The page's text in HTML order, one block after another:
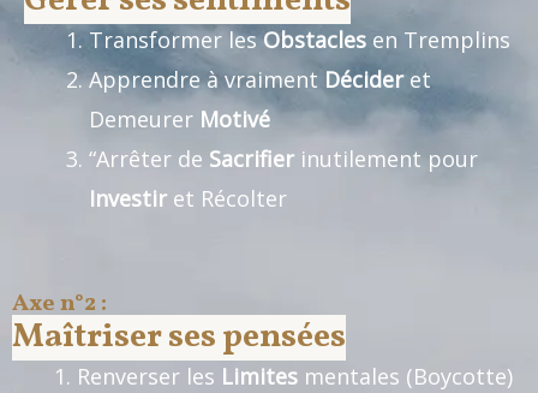
Transformer lesObstacles en Tremplins
Apprendre à vraiment Décideret
Demeurer Motivé
“Arrêter de Sacrifier inutilement pour
Investir et Récolter
Axe n°2 :
Maîtriser ses pensées
Renverser les Limites mentales (Boycotte)